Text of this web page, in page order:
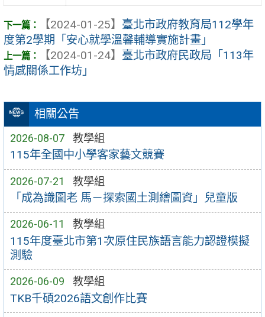
相關公告
2026-08-07 教學組
115年全國中小學客家藝文競賽
2026-07-21 教學組
「成為識圖老 馬－探索國土測繪圖資」兒童版
2026-06-11 教學組
115年度臺北市第1次原住民族語言能力認證模擬
測驗
2026-06-09 教學組
TKB千碩2026語文創作比賽
【2024-01-25】 臺北市政府教育局112學年
度第2學期「安心就學溫馨輔導實施計畫」
【2024-01-24】 臺北市政府民政局「113年
情感關係工作坊」